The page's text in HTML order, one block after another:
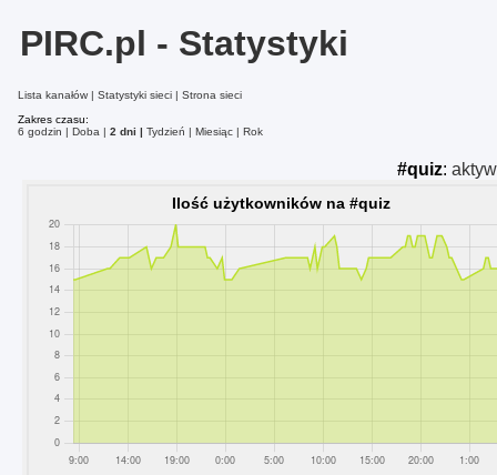
PIRC.pl - Statystyki
Lista kanałów Statystyki sieci
Strona sieci
Zakres czasu:
6 godzin
Doba 2 dni Tydzień Miesiąc Rok
#quiz: